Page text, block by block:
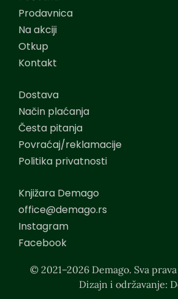
Prodavnica
Na akciji
Otkup
Kontakt
Dostava
Način plaćanja
Česta pitanja
Povraćaj/reklamacije
Politika privatnosti
Knjižara Demago
office@demago.rs
Instagram
Facebook
© 2021–2026 Demago. Sva prava
Dizajn i održavanje: